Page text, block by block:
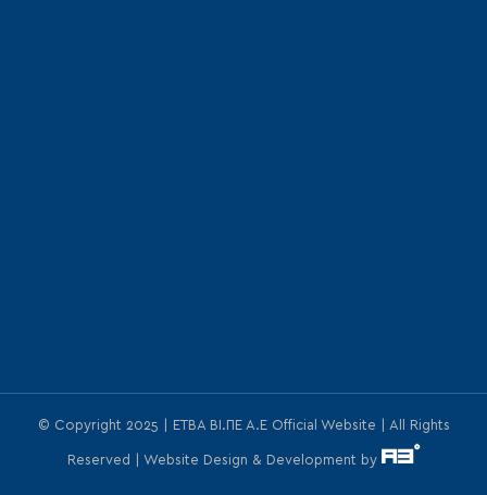
© Copyright 2025 | ΕΤΒΑ ΒΙ.ΠΕ Α.Ε Official Website | All Rights
Reserved | Website Design & Development by